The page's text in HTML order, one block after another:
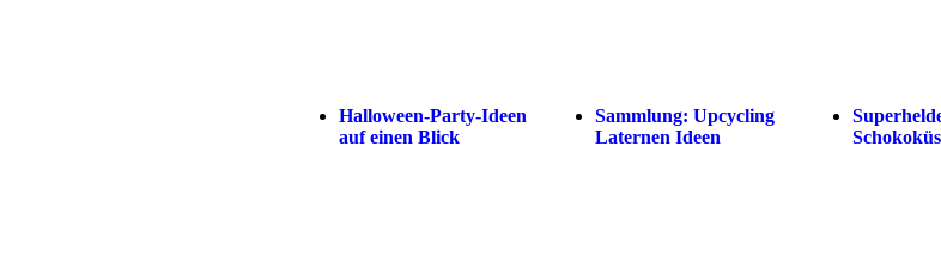
Halloween-Party-Ideen
auf einen Blick
Sammlung: Upcycling
Laternen Ideen